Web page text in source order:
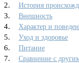
История
Внешность
Характер и
Уход и здоровье
Питание
Сравнение с